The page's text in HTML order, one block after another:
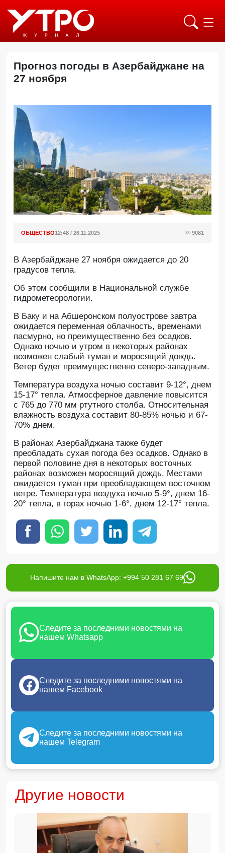
Прогноз погоды в Азербайджане на
27 ноября
ОБЩЕСТВО12:48 / 26.11.2025 9081
В Азербайджане 27 ноября ожидается до 20
градусов тепла.
Об этом сообщили в Национальной службе
гидрометеорологии.
В Баку и на Абшеронском полуострове завтра
ожидается переменная облачность, временами
пасмурно, но преимущественно без осадков.
Однако ночью и утром в некоторых районах
возможен слабый туман и моросящий дождь.
Ветер будет преимущественно северо-западным.
Температура воздуха ночью составит 9-12°, днем
15-17° тепла. Атмосферное давление повысится
с 765 до 770 мм ртутного столба. Относительная
влажность воздуха составит 80-85% ночью и 67-
70% днем.
В районах Азербайджана также будет
преобладать сухая погода без осадков. Однако в
первой половине дня в некоторых восточных
районах возможен моросящий дождь. Местами
ожидается туман при преобладающем восточном
ветре. Температура воздуха ночью 5-9°, днем 16-
20° тепла, в горах ночью 1-6°, днем 12-17° тепла.
Напишите нам в WhatsApp: +994 50 281 67 69
Следите за последними новостями на
нашем Whatsapp
Следите за последними новостями на
нашем Facebook
Следите за последними новостями на
нашем Telegram
Другие новости